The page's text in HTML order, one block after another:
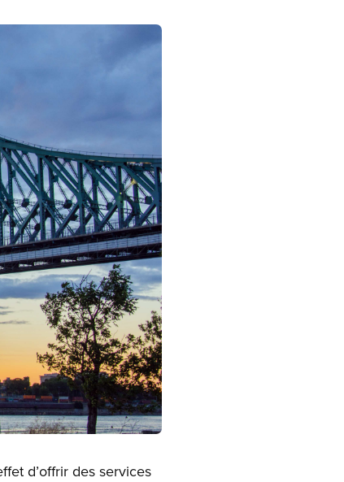
d’offrir des services